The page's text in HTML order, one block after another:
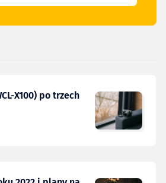
X100) po trzech